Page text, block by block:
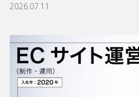
2026.07.11